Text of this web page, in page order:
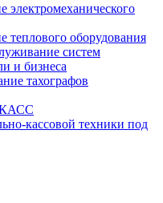
электромеханического
теплового оборудования
систем
и бизнеса
тахографов
кассовой техники под